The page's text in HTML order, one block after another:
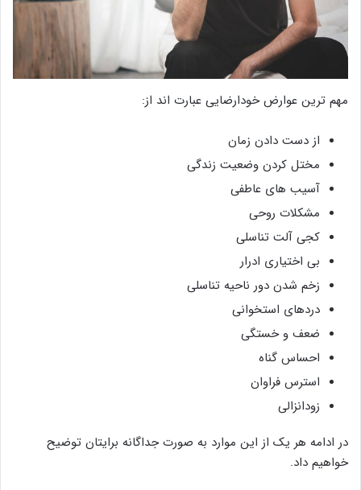
مهم ترین عوارض خودارضایی عبارت اند از:
از دست دادن زمان
مختل کردن وضعیت زندگی
آسیب های عاطفی
مشکلات روحی
کجی آلت تناسلی
بی اختیاری ادرار
زخم شدن دور ناحیه تناسلی
دردهای استخوانی
ضعف و خستگی
احساس گناه
استرس فراوان
زودانزالی
در ادامه هر یک از این موارد به صورت جداگانه برایتان توضیح
خواهیم داد.